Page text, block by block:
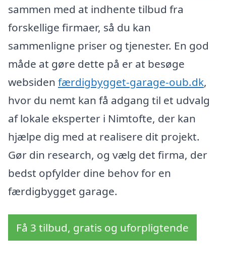
sammen med at indhente tilbud fra
forskellige firmaer, så du kan
sammenligne priser og tjenester. En god
måde at gøre dette på er at besøge
websiden færdigbygget-garage-oub.dk,
hvor du nemt kan få adgang til et udvalg
af lokale eksperter i Nimtofte, der kan
hjælpe dig med at realisere dit projekt.
Gør din research, og vælg det firma, der
bedst opfylder dine behov for en
færdigbygget garage.
Få 3 tilbud, gratis og uforpligtende